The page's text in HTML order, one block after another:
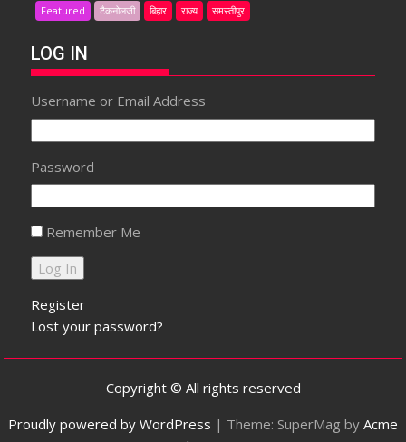
Featured टैकनोलजी बिहार राज्य समस्तीपुर
LOG IN
Username or Email Address
Password
Remember Me
Register
Lost your password?
Copyright © All rights reserved
Proudly powered by WordPress | Theme: SuperMag by Acme